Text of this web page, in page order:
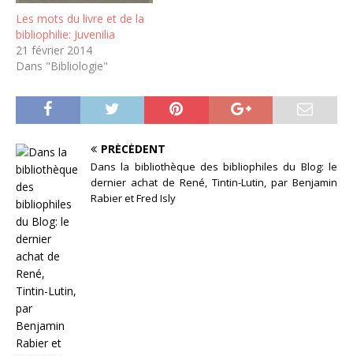
Les mots du livre et de la
bibliophilie: Juvenilia
21 février 2014
Dans "Bibliologie"
PRÉCÉDENT
Dans la bibliothèque des bibliophiles du Blog: le
dernier achat de René, Tintin-Lutin, par Benjamin
Rabier et Fred Isly